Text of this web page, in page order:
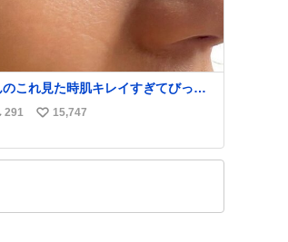
これ見た時肌キレイすぎてびっく
、やはりアイドルって体型･肌管理す
291
い
ね
15,747